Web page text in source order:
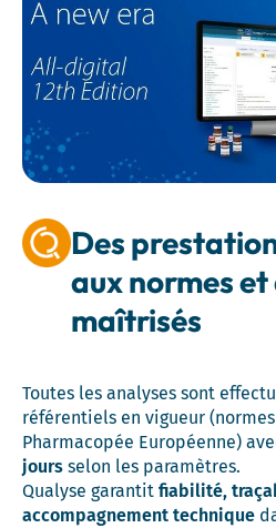
Des
aux normes
maîtrisés
Toutes les analyses sont
référentiels en vigueur (normes
Pharmacopée Européenne)
jours selon les paramètres.
Qualyse garantit fiabilité,
accompagnement technique